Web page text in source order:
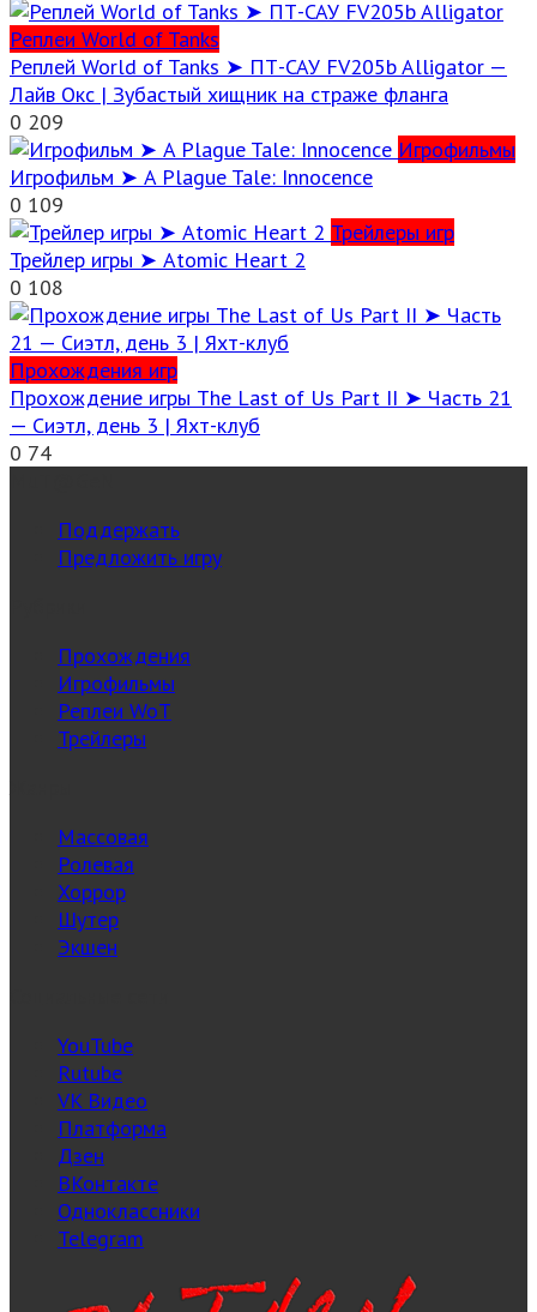
Реплеи World of Tanks
Реплей World of Tanks ➤ ПТ-САУ FV205b Alligator —
Лайв Окс | Зубастый хищник на страже фланга
0 209
Игрофильмы
Игрофильм ➤ A Plague Tale: Innocence
0 109
Трейлеры игр
Трейлер игры ➤ Atomic Heart 2
0 108
Прохождения игр
Прохождение игры The Last of Us Part II ➤ Часть 21
— Сиэтл, день 3 | Яхт-клуб
0 74
Поддержать
Предложить игру
Прохождения
Игрофильмы
Реплеи WoT
Трейлеры
Массовая
Ролевая
Хоррор
Шутер
Экшен
YouTube
Rutube
VK Видео
Платформа
Дзен
ВКонтакте
Одноклассники
Telegram